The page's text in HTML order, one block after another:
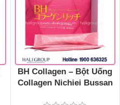
BH Collagen – Bột Uống
Collagen Nichiei Bussan